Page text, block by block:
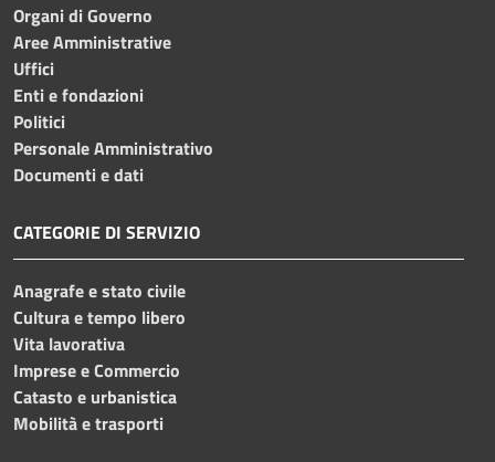
Organi di Governo
Aree Amministrative
Uffici
Enti e fondazioni
Politici
Personale Amministrativo
Documenti e dati
CATEGORIE DI SERVIZIO
Anagrafe e stato civile
Cultura e tempo libero
Vita lavorativa
Imprese e Commercio
Catasto e urbanistica
Mobilità e trasporti